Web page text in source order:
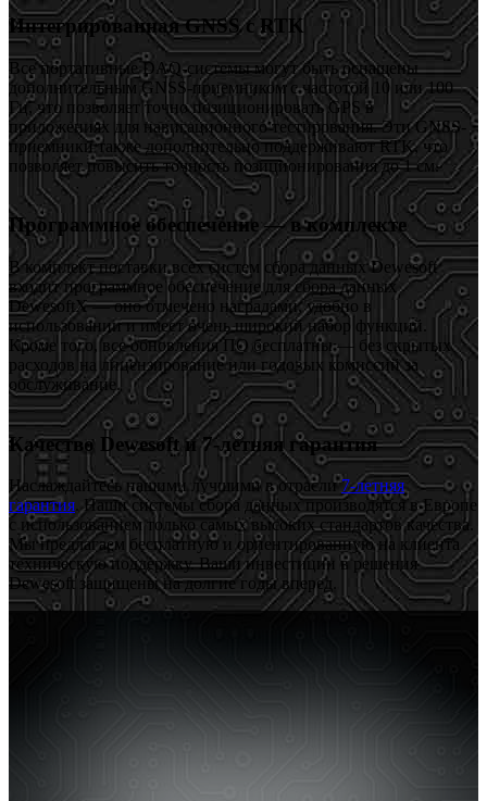
Интегрированная GNSS с RTK
Все портативные DAQ-системы могут быть оснащены
дополнительным GNSS-приемником с частотой 10 или 100
Гц, что позволяет точно позиционировать GPS в
приложениях для навигационного тестирования. Эти GNSS-
приемники также дополнительно поддерживают RTK, что
позволяет повысить точность позиционирования до 1 см.
Программное обеспечение — в комплекте
В комплект поставки всех систем сбора данных Dewesoft
входит программное обеспечение для сбора данных
DewesoftX — оно отмечено наградами, удобно в
использовании и имеет очень широкий набор функций.
Кроме того, все обновления ПО бесплатны — без скрытых
расходов на лицензирование или годовых комиссий за
обслуживание.
Качество Dewesoft и 7-летняя гарантия
Наслаждайтесь нашими лучшими в отрасли7-летняя
гарантия . Наши системы сбора данных производятся в Европе
с использованием только самых высоких стандартов качества.
Мы предлагаем бесплатную и ориентированную на клиента
техническую поддержку. Ваши инвестиции в решения
Dewesoft защищены на долгие годы вперед.